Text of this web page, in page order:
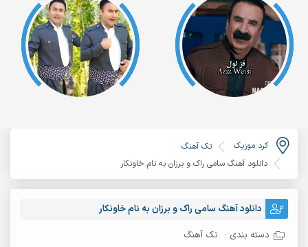
کرد موزیک
تک آهنگ
دانلود آهنگ سامی راک و برزان به نام خاونکار
دانلود آهنگ سامی راک و برزان به نام خاونکار
دسته بندی : تک آهنگ